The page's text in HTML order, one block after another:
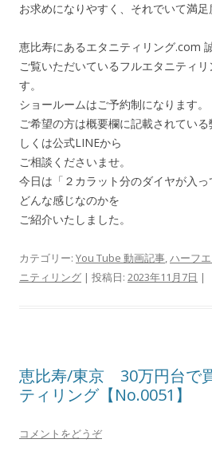
お求めになりやすく、それでいて満足
恵比寿にあるエタニティリング.com
ご覧いただいているフルエタニティ
す。
ショールームはご予約制になります。
ご希望の方は概要欄に記載されてい
しくは公式LINEから
ご相談くださいませ。
今日は「２カラット分のダイヤが入
どんな感じなのかを
ご紹介いたしました。
カテゴリー: You Tube 動画記事,ハーフ
ニティリング | 投稿日: 2023年11月7日 |
恵比寿/東京 30万円台で
ティリング【No.0051】
コメントをどうぞ